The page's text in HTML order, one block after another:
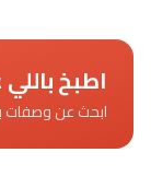
اطبخ
ابحث عن وصفات